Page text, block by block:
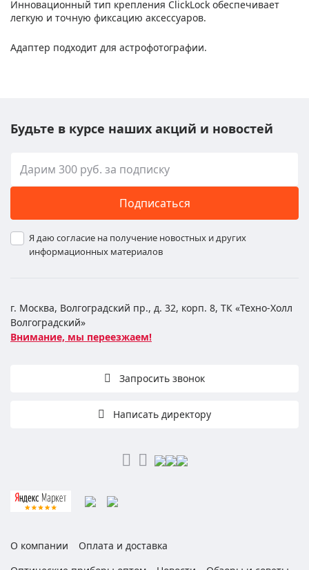
Инновационный тип крепления ClickLock обеспечивает
легкую и точную фиксацию аксессуаров.
Адаптер подходит для астрофотографии.
Будьте в курсе наших акций и новостей
Подписаться
Я даю согласие на получение новостных и других
информационных материалов
г. Москва, Волгоградский пр., д. 32, корп. 8, ТК «Техно-Холл
Волгоградский»
Внимание, мы переезжаем!
Запросить звонок
Написать директору
О компании
Оплата и доставка